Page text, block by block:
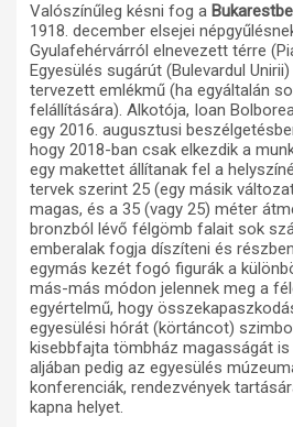
Valószínűleg késni fog a Bukarestbe
1918. december elsejei
Gyulafehérvárról elnevezett térre
Egyesülés sugárút (Bulevardul
tervezett emlékmű (ha egyáltalán
felállítására). Alkotója, Ioan
egy 2016. augusztusi
hogy 2018-ban csak elkezdik a
egy makettet állítanak fel a
tervek szerint 25 (egy másik
magas, és a 35 (vagy 25) méter
bronzból lévő félgömb falait sok
emberalak fogja díszíteni és
egymás kezét fogó figurák a
más-más módon jelennek meg a
egyértelmű, hogy
egyesülési hórát (körtáncot)
kisebbfajta tömbház magasságát
aljában pedig az egyesülés
konferenciák, rendezvények
kapna helyet.